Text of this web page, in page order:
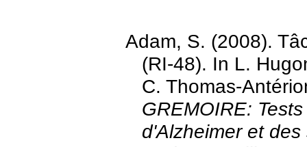
Adam, S. (2008).
(RI-48). In L.
C. Thomas-
GREMOIRE:
d'Alzheimer et